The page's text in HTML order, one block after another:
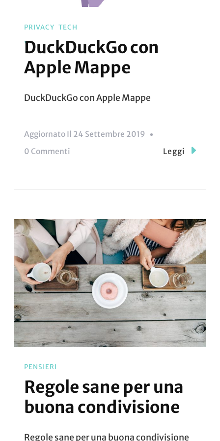
PRIVACY TECH
DuckDuckGo con
Apple Mappe
DuckDuckGo con Apple Mappe
Aggiornato Il 24 Settembre 2019
0 Commenti
Leggi
PENSIERI
Regole sane per una
buona condivisione
Regole sane per una buona condivisione